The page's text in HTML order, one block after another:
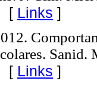
Links ]
Links ]